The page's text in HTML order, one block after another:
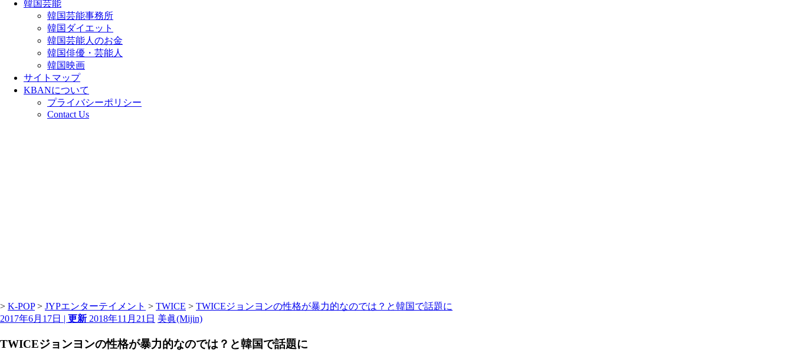
韓国芸能
韓国芸能事務所
韓国ダイエット
韓国芸能人のお金
韓国俳優・芸能人
韓国映画
サイトマップ
KBANについて
プライバシーポリシー
Contact Us
> K-POP> JYPエンターテイメント > TWICE > TWICEジョンヨンの性格が暴力的なのでは？と韓国で話題に
2017年6月17日 | 更新 2018年11月21日 美眞(Mijin)
TWICEジョンヨンの性格が暴力的なのでは？と韓国で話題に